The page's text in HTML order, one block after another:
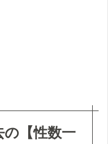
の【性数一